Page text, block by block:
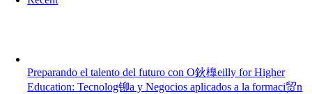
Preparando el talento del futuro con O鈥橰eilly for Higher
Education: Tecnolog铆a y Negocios aplicados a la formaci贸n